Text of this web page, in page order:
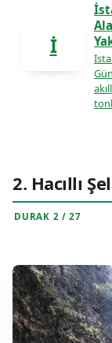
İ
2. Hacıllı
DURAK 2 / 27